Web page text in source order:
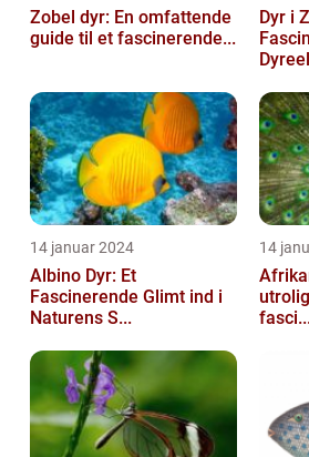
Zobel dyr: En omfattende
guide til et fascinerende...
Dyr i
14 januar 2024
Albino Dyr: Et
Fascinerende Glimt ind i
Naturens S...
14